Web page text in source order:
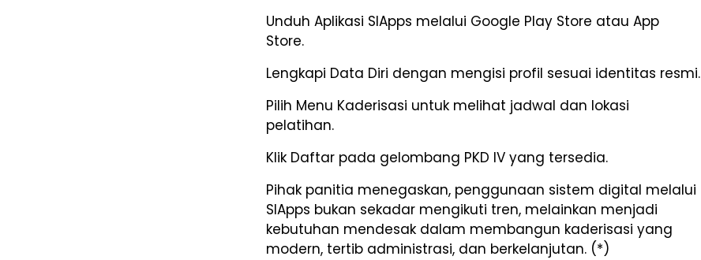
Unduh Aplikasi SIApps melalui Google Play Store atau App
Store.
Lengkapi Data Diri dengan mengisi profil sesuai identitas resmi.
Pilih Menu Kaderisasi untuk melihat jadwal dan lokasi
pelatihan.
Klik Daftar pada gelombang PKD IV yang tersedia.
Pihak panitia menegaskan, penggunaan sistem digital melalui
SIApps bukan sekadar mengikuti tren, melainkan menjadi
kebutuhan mendesak dalam membangun kaderisasi yang
modern, tertib administrasi, dan berkelanjutan. (*)